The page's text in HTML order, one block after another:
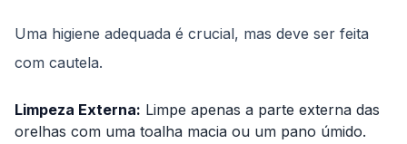
Uma higiene adequada é crucial, mas deve ser feita
com cautela.
Limpeza Externa: Limpe apenas a parte externa das
orelhas com uma toalha macia ou um pano úmido.